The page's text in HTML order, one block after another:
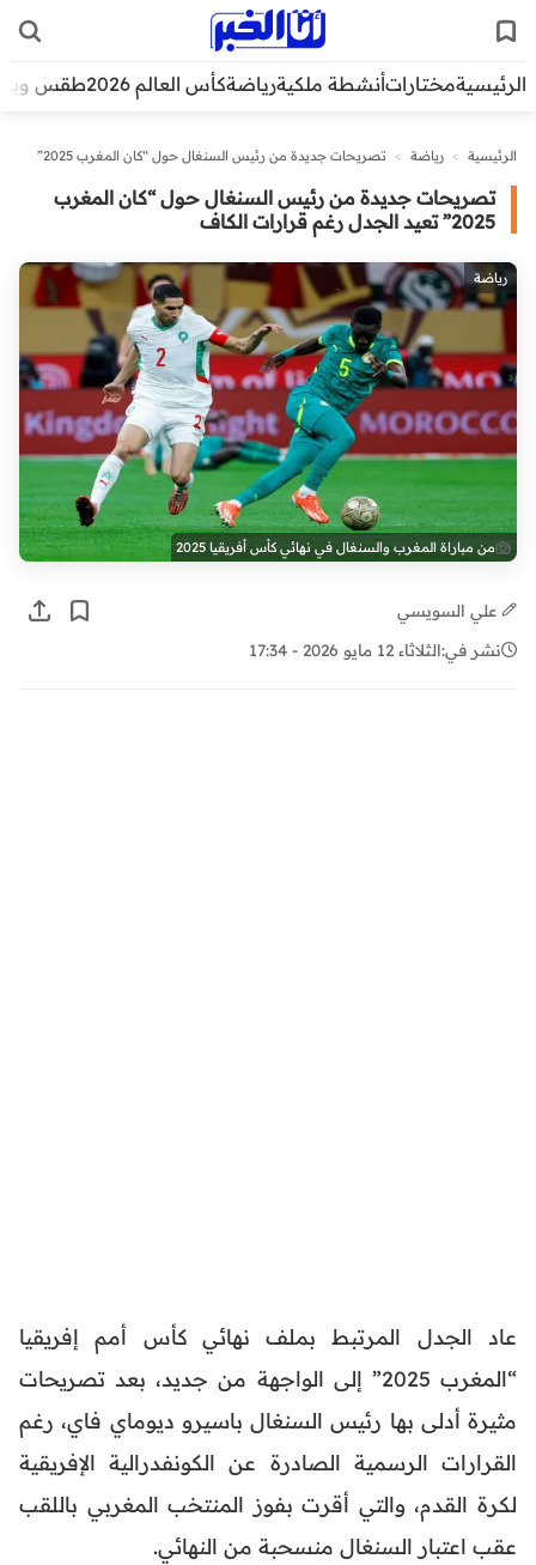
الرئيسيةمختاراتأنشطة ملكيةرياضةكأس العالم 2026 طقس
الرئيسية > رياضة >
تصريحات جديدة من رئيس السنغال حول “كان المغرب 2025”
تصريحات جديدة من رئيس السنغال حول “كان المغرب
2025” تعيد الجدل رغم قرارات الكاف
رياضة
من مباراة المغرب والسنغال في نهائي كأس أفريقيا 2025
علي السويسي
نشر في:الثلاثاء 12 مايو 2026 - 17:34
عاد الجدل المرتبط بملف نهائي كأس أمم إفريقيا
“المغرب 2025” إلى الواجهة من جديد، بعد تصريحات
مثيرة أدلى بها رئيس السنغال باسيرو ديوماي فاي، رغم
القرارات الرسمية الصادرة عن الكونفدرالية الإفريقية
لكرة القدم، والتي أقرت بفوز المنتخب المغربي باللقب
عقب اعتبار السنغال منسحبة من النهائي.